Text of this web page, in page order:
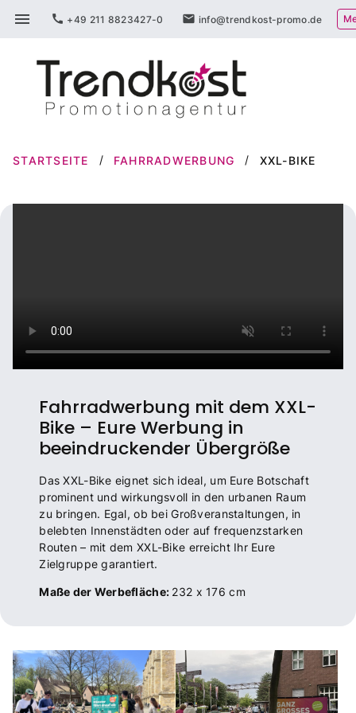
Inhalt
menu call +49 211 8823427-0 mail info@trendkost-promo.de
STARTSEITE FAHRRADWERBUNG XXL-BIKE
Fahrradwerbung mit dem XXL-
Bike – Eure Werbung in
beeindruckender Übergröße
Das XXL-Bike eignet sich ideal, um Eure Botschaft
prominent und wirkungsvoll in den urbanen Raum
zu bringen. Egal, ob bei Großveranstaltungen, in
belebten Innenstädten oder auf frequenzstarken
Routen – mit dem XXL-Bike erreicht Ihr Eure
Zielgruppe garantiert.
Maße der Werbefläche: 232 x 176 cm